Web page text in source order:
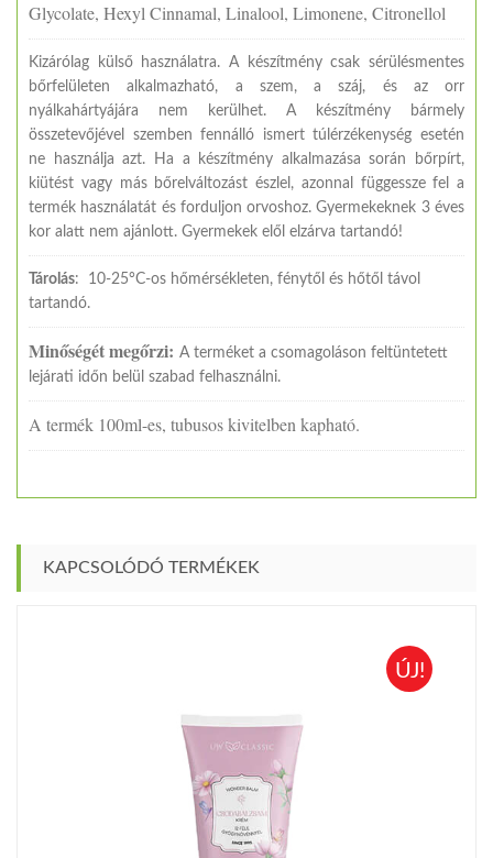
Glycolate, Hexyl Cinnamal, Linalool, Limonene, Citronellol
Kizárólag külső használatra. A készítmény csak sérülésmentes
bőrfelületen alkalmazható, a szem, a száj, és az orr
nyálkahártyájára nem kerülhet. A készítmény bármely
összetevőjével szemben fennálló ismert túlérzékenység esetén
ne használja azt. Ha a készítmény alkalmazása során bőrpírt,
kiütést vagy más bőrelváltozást észlel, azonnal függessze fel a
termék használatát és forduljon orvoshoz. Gyermekeknek 3 éves
kor alatt nem ajánlott. Gyermekek elől elzárva tartandó!
Tárolás: 10-25°C-os hőmérsékleten, fénytől és hőtől távol
tartandó.
Minőségét megőrzi: A terméket a csomagoláson feltüntetett
lejárati időn belül szabad felhasználni.
A termék 100ml-es, tubusos kivitelben kapható.
KAPCSOLÓDÓ TERMÉKEK
ÚJ!